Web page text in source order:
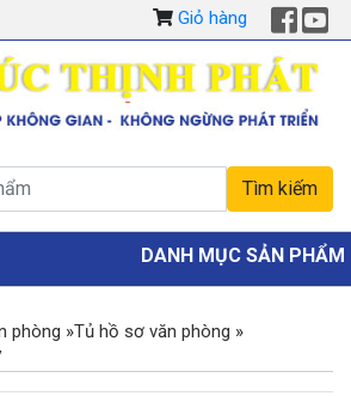
Giỏ hàng
DANH MỤC SẢN PHẨM
phòng »Tủ hồ sơ văn phòng »